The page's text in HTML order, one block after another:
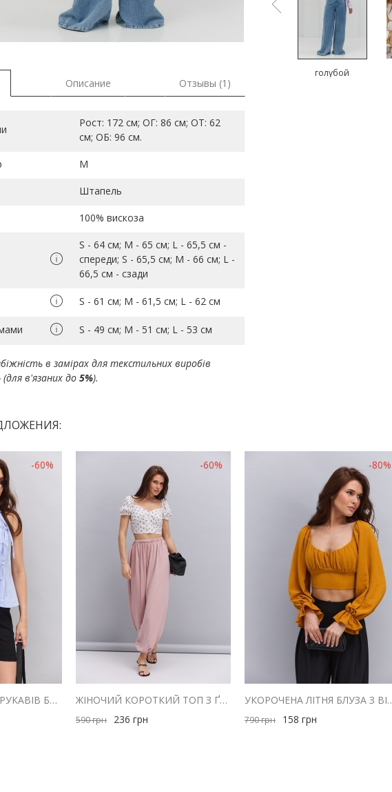
голубой
Описание Отзывы (1)
Рост: 172 см; ОГ: 86 см; ОТ: 62
см; ОБ: 96 см.
M
Штапель
100% вискоза
S - 64 см; M - 65 см; L - 65,5 см -
спереди; S - 65,5 см; M - 66 см; L -
66,5 см - сзади
S - 61 см; M - 61,5 см; L - 62 см
S - 49 см; M - 51 см; L - 53 см
в замірах для текстильних виробів
(для в'язаних до 5%).
-60%
ЖІНОЧИЙ ТОП БЕЗ РУКАВІВ БЛАКИТНИЙ В ТОНКУ СМУЖКУ ІЗ ЗАВ'ЯЗКАМИ СПЕРЕДУ
-60%
ЖІНОЧИЙ КОРОТКИЙ ТОП З ҐУДЗИКАМИ МОЛОЧНИЙ З ЧЕРВОНИМ КВІТКОВИМ ВІЗЕРУНКОМ
590грн 236 грн
-80%
УКОРОЧЕНА ЛІТНЯ
790грн 158 грн